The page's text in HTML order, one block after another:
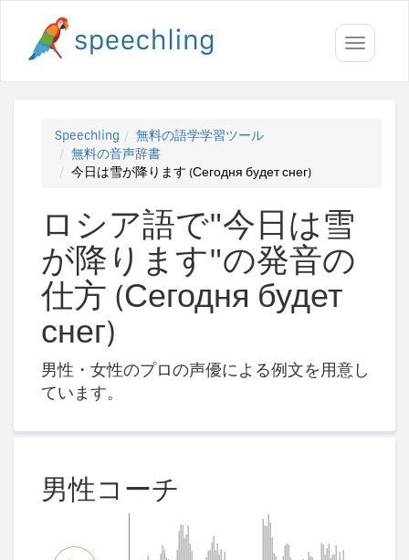
Toggle
Speechling
無料の語学学習ツール
無料の音声辞書
今日は雪が降ります (Сегодня будет снег)
ロシア語で"今日は雪
が降ります"の発音の
仕方 (Сегодня будет
снег)
男性・女性のプロの声優による例文を用意し
ています。
男性コーチ